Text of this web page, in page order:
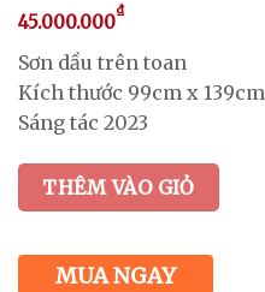
45.000.000₫
Sơn dầu trên toan
Kích thước 99cm x 139cm
Sáng tác 2023
THÊM VÀO GIỎ
MUA NGAY